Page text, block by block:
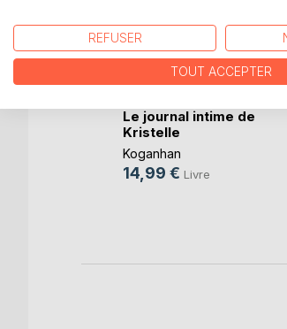
Le journal intime de
Kristelle
Koganhan
14,99 € Livre
REFUSER
TOUT ACCEPTER